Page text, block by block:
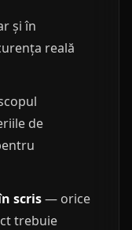
și în
reală
de
scris— orice
trebuie